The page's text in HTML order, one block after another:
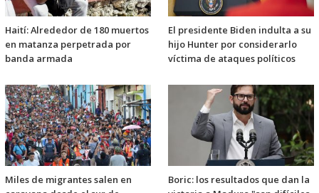
Haití: Alrededor de 180 muertos
en matanza perpetrada por
banda armada
El presidente Biden indulta a su
hijo Hunter por considerarlo
víctima de ataques políticos
Miles de migrantes salen en
Boric: los resultados que dan la